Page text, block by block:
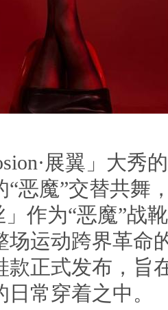
展翼」大秀
“恶魔”交替共舞
作为“恶魔”战
场运动跨界革命
款正式发布，旨
常穿着之中。